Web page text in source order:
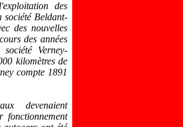
des
Beldant-
des nouvelles
des années
Verney-
kilomètres de
compte 1891
devenaient
fonctionnement